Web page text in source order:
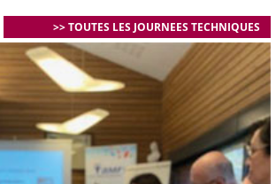
>> TOUTES LES JOURNEES TECHNIQUES